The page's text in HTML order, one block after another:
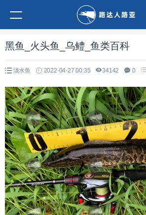
黑鱼_火头鱼_乌鳢_鱼类百科
淡水鱼 2022-04-27 00:35 34142 0